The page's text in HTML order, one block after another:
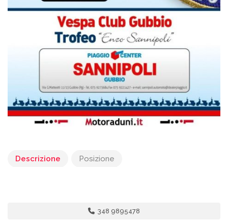
Descrizione Posizione
348 9895478